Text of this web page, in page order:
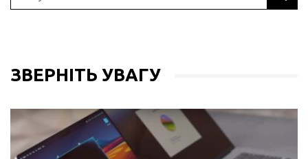
ЗВЕРНІТЬ УВАГУ